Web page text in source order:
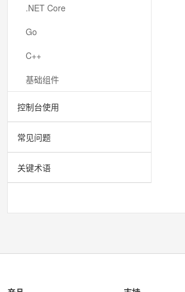
.NET Core
Go
C++
基础组件
控制台使用
常见问题
关键术语